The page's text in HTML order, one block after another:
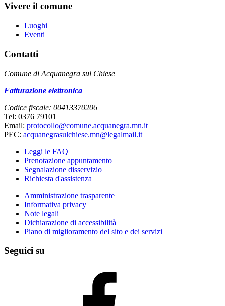
Vivere il comune
Luoghi
Eventi
Contatti
Comune di Acquanegra sul Chiese
Fatturazione elettronica
Codice fiscale: 00413370206
Tel: 0376 79101
Email: protocollo@comune.acquanegra.mn.it
PEC: acquanegrasulchiese.mn@legalmail.it
Leggi le FAQ
Prenotazione appuntamento
Segnalazione disservizio
Richiesta d'assistenza
Amministrazione trasparente
Informativa privacy
Note legali
Dichiarazione di accessibilità
Piano di miglioramento del sito e dei servizi
Seguici su